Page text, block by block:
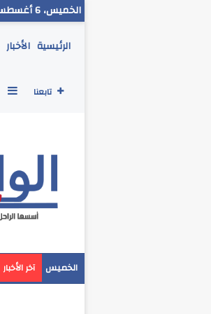
الخميس، 6 أغسطس 2026 4:28 ص
الرئيسية الأخبار
تابعنا
الخميس آخر الأخبار